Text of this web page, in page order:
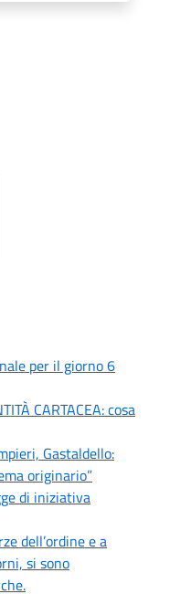
per il giorno 6
CARTACEA: cosa
Gastaldello:
originario”
di iniziativa
dell’ordine e a
si sono